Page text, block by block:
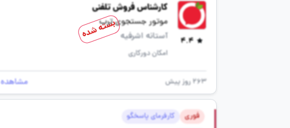
4.4
کارشناس فروش تلفنی
موتور جستجوی ترب
آستانه اشرفیه
امکان دورکاری
263 روز پیش مشاهده
بسته شده
فوری کارفرمای پاسخگو